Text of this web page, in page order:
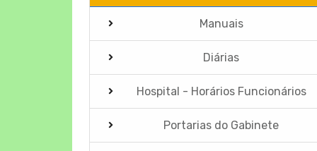
Manuais
Diárias
Hospital - Horários Funcionários
Portarias do Gabinete